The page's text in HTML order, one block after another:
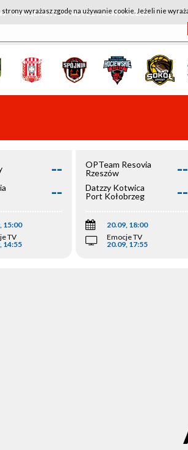
- KSK QEMETICA NOTEĆ INOWROCŁAW
--
--
15:00
TV
14:55
OPTeam Resovia
Rzeszów
--
Datzzy Kotwica
Port Kołobrzeg
--
20.09, 18:00
Emocje TV
20.09, 17:55
wyrażasz zgodę na używanie cookie. Jeżeli nie